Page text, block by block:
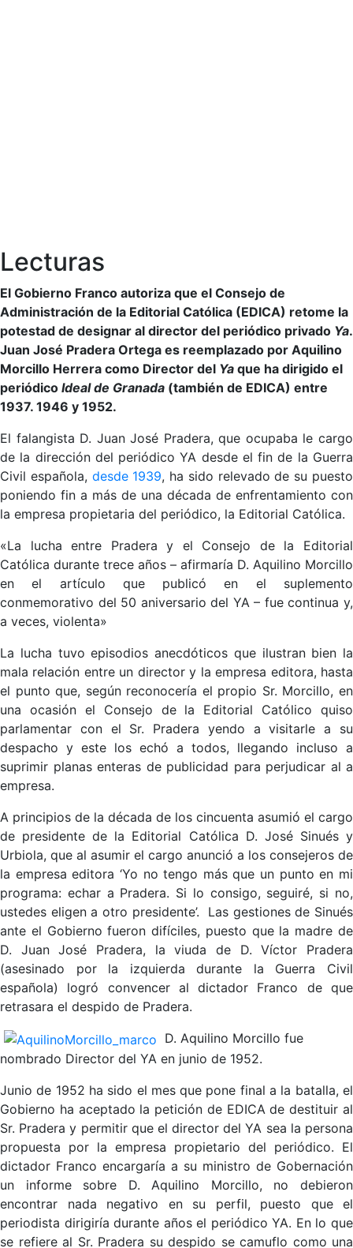
Lecturas
El Gobierno Franco autoriza que el Consejo de
Administración de la Editorial Católica (EDICA) retome la
potestad de designar al director del periódico privado Ya.
Juan José Pradera Ortega es reemplazado por Aquilino
Morcillo Herrera como Director del Ya que ha dirigido el
periódico Ideal de Granada (también de EDICA) entre
1937. 1946 y 1952.
El falangista D. Juan José Pradera, que ocupaba le cargo
de la dirección del periódico YA desde el fin de la Guerra
Civil española, desde 1939, ha sido relevado de su puesto
poniendo fin a más de una década de enfrentamiento con
la empresa propietaria del periódico, la Editorial Católica.
«La lucha entre Pradera y el Consejo de la Editorial
Católica durante trece años – afirmaría D. Aquilino Morcillo
en el artículo que publicó en el suplemento
conmemorativo del 50 aniversario del YA – fue continua y,
a veces, violenta»
La lucha tuvo episodios anecdóticos que ilustran bien la
mala relación entre un director y la empresa editora, hasta
el punto que, según reconocería el propio Sr. Morcillo, en
una ocasión el Consejo de la Editorial Católico quiso
parlamentar con el Sr. Pradera yendo a visitarle a su
despacho y este los echó a todos, llegando incluso a
suprimir planas enteras de publicidad para perjudicar al a
empresa.
A principios de la década de los cincuenta asumió el cargo
de presidente de la Editorial Católica D. José Sinués y
Urbiola, que al asumir el cargo anunció a los consejeros de
la empresa editora ‘Yo no tengo más que un punto en mi
programa: echar a Pradera. Si lo consigo, seguiré, si no,
ustedes eligen a otro presidente’. Las gestiones de Sinués
ante el Gobierno fueron difíciles, puesto que la madre de
D. Juan José Pradera, la viuda de D. Víctor Pradera
(asesinado por la izquierda durante la Guerra Civil
española) logró convencer al dictador Franco de que
retrasara el despido de Pradera.
D. Aquilino Morcillo fue
nombrado Director del YA en junio de 1952.
Junio de 1952 ha sido el mes que pone final a la batalla, el
Gobierno ha aceptado la petición de EDICA de destituir al
Sr. Pradera y permitir que el director del YA sea la persona
propuesta por la empresa propietario del periódico. El
dictador Franco encargaría a su ministro de Gobernación
un informe sobre D. Aquilino Morcillo, no debieron
encontrar nada negativo en su perfil, puesto que el
periodista dirigiría durante años el periódico YA. En lo que
se refiere al Sr. Pradera su despido se camuflo como una